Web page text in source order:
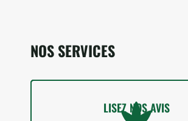
NOS SERVICES
LISEZ NOS AVIS